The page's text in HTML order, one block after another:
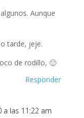
Aunque
tarde, jeje.
de rodillo, 🙂
Responder
a las 11:22 am